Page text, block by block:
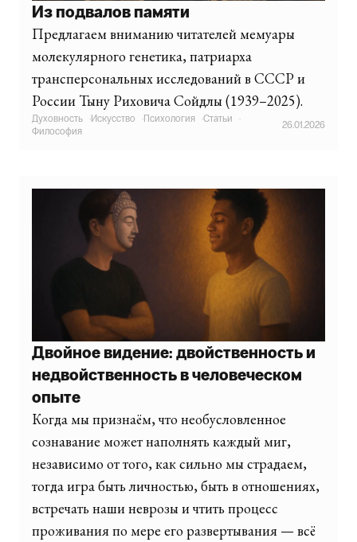
Из подвалов памяти
Предлагаем вниманию читателей мемуары
молекулярного генетика, патриарха
трансперсональных исследований в СССР и
России Тыну Риховича Сойдлы (1939–2025).
Духовность ·Искусство ·Психология ·Статьи
·
Философия
26.01.2026
Двойное видение: двойственность и
недвойственность в человеческом
опыте
Когда мы признаём, что необусловленное
сознавание может наполнять каждый миг,
независимо от того, как сильно мы страдаем,
тогда игра быть личностью, быть в отношениях,
встречать наши неврозы и чтить процесс
проживания по мере его развертывания — всё